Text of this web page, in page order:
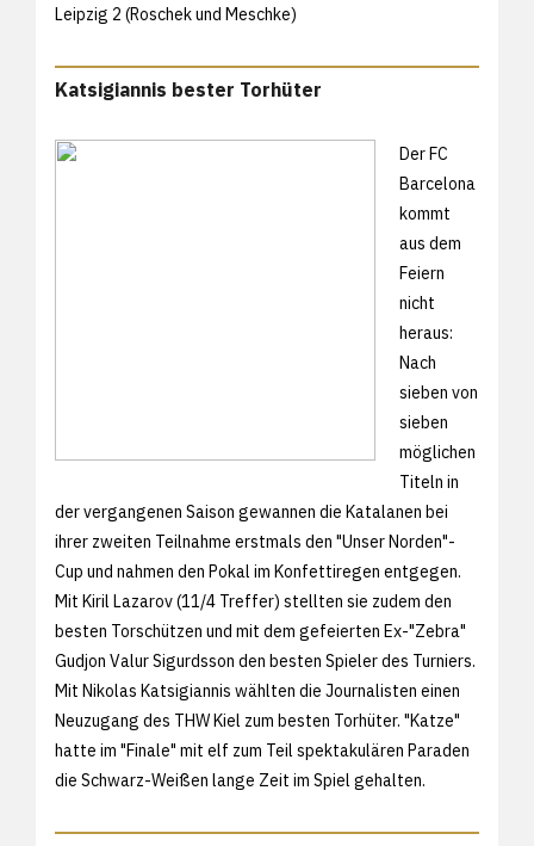
Leipzig 2 (Roschek und Meschke)
Katsigiannis bester Torhüter
Der FC
Barcelona
kommt
aus dem
Feiern
nicht
heraus:
Nach
sieben von
sieben
möglichen
Titeln in
der vergangenen Saison gewannen die Katalanen bei
ihrer zweiten Teilnahme erstmals den "Unser Norden"-
Cup und nahmen den Pokal im Konfettiregen entgegen.
Mit Kiril Lazarov (11/4 Treffer) stellten sie zudem den
besten Torschützen und mit dem gefeierten Ex-"Zebra"
Gudjon Valur Sigurdsson den besten Spieler des Turniers.
Mit Nikolas Katsigiannis wählten die Journalisten einen
Neuzugang des THW Kiel zum besten Torhüter. "Katze"
hatte im "Finale" mit elf zum Teil spektakulären Paraden
die Schwarz-Weißen lange Zeit im Spiel gehalten.